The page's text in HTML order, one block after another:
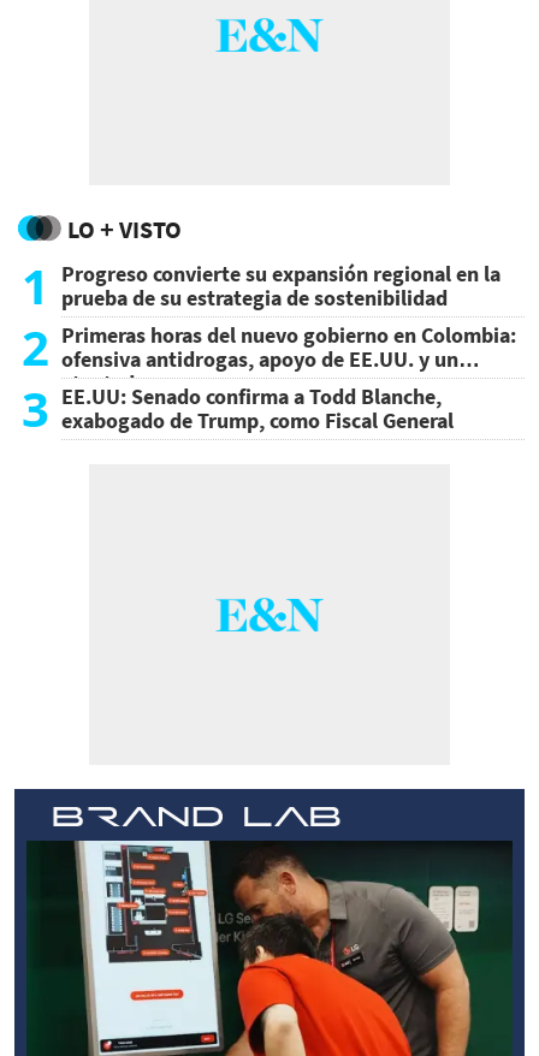
LO + VISTO
1
Progreso convierte su expansión regional en la
prueba de su estrategia de sostenibilidad
2 Primeras horas del nuevo gobierno en Colombia:
ofensiva antidrogas, apoyo de EE.UU. y un
atentado
3 EE.UU: Senado confirma a Todd Blanche,
exabogado de Trump, como Fiscal General